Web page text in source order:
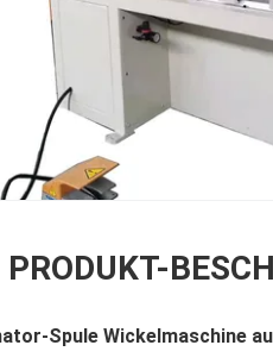
PRODUKT-
Spule Wickelmaschine